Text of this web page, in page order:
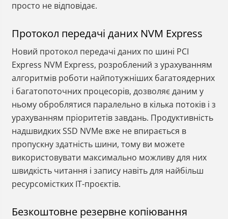
просто не відповідає.
Протокол передачі даних NVM Express
Новий протокол передачі даних по шині PCI
Express NVM Express, розроблений з урахуванням
алгоритмів роботи найпотужніших багатоядерних
і багатопоточних процесорів, дозволяє даним у
ньому оброблятися паралельно в кілька потоків і з
урахуванням пріоритетів завдань. Продуктивність
надшвидких SSD NVMe вже не впирається в
пропускну здатність шини, тому ви можете
використовувати максимально можливу для них
швидкість читання і запису навіть для найбільш
ресурсомістких IT-проєктів.
Безкоштовне резервне копіювання